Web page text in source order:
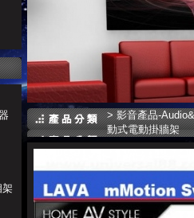
>影音產品-
動式電動掛牆架